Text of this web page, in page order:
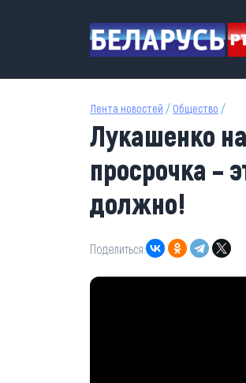
Лента новостей / Общество /
Лукашенко
просрочка –
должно!
Поделиться: